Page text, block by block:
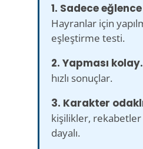
1. Sadece
Hayranlar için
eşleştirme testi.
2. Yapması kolay.
hızlı sonuçlar.
3. Karakter
kişilikler, rekabetler
dayalı.